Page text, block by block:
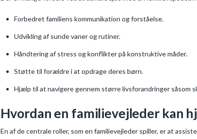
Forbedret familiens kommunikation og forståelse.
Udvikling af sunde vaner og rutiner.
Håndtering af stress og konflikter på konstruktive måder.
Støtte til forældre i at opdrage deres børn.
Hjælp til at navigere gennem større livsforandringer såsom
Hvordan en familievejleder kan
En af de centrale roller, som en familievejleder spiller, er at